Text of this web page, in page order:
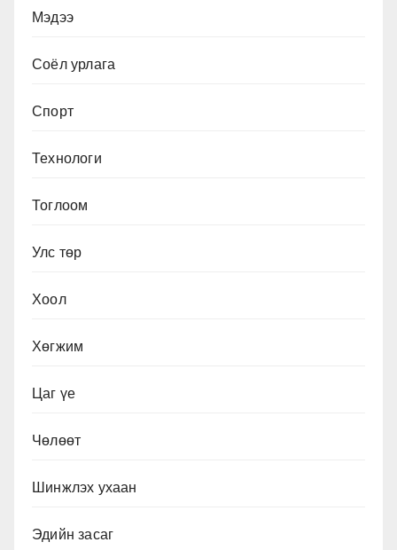
Мэдээ
Соёл урлага
Спорт
Технологи
Тоглоом
Улс төр
Хоол
Хөгжим
Цаг үе
Чөлөөт
Шинжлэх ухаан
Эдийн засаг